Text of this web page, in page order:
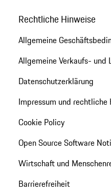
Rechtliche Hinweise
Allgemeine
Allgemeine Verkaufs- und
Datenschutzerklärung
Impressum und rechtliche
Cookie Policy
Open Source Software
Wirtschaft und
Barrierefreiheit